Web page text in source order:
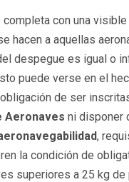
con una
hacen a aquellas
despegue es igual o
puede verse en el
de ser
Aeronaves ni disponer
,
la condición de
superiores a 25 kg de